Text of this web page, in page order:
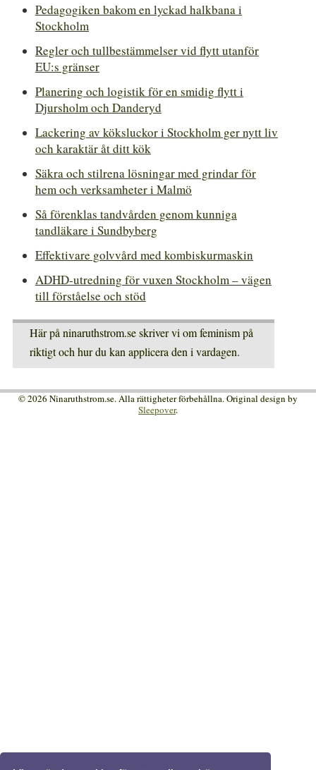
Pedagogiken bakom en lyckad halkbana i
Stockholm
Regler och tullbestämmelser vid flytt utanför
EU:s gränser
Planering och logistik för en smidig flytt i
Djursholm och Danderyd
Lackering av köksluckor i Stockholm ger nytt liv
och karaktär åt ditt kök
Säkra och stilrena lösningar med grindar för
hem och verksamheter i Malmö
Så förenklas tandvården genom kunniga
tandläkare i Sundbyberg
Effektivare golvvård med kombiskurmaskin
ADHD-utredning för vuxen Stockholm – vägen
till förståelse och stöd
Här på ninaruthstrom.se skriver vi om feminism på
riktigt och hur du kan applicera den i vardagen.
© 2026 Ninaruthstrom.se. Alla rättigheter förbehållna. Original design by
Sleepover.